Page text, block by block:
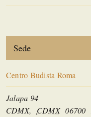
Sede
Centro Budista Roma
Jalapa 94
CDMX, CDMX 06700